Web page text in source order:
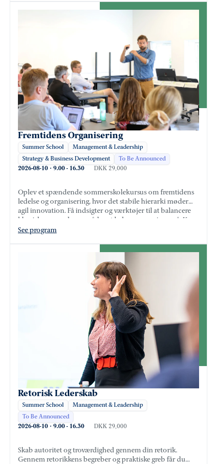
Fremtidens Organisering
Summer School
Management & Leadership
Strategy & Business Development
To Be Announced
2026-08-10 · 9.00 - 16.30 DKK 29,000
Oplev et spændende sommerskolekursus om fremtidens
ledelse og organisering, hvor det stabile hierarki møder
agil innovation. Få indsigter og værktøjer til at balancere
klassiske og moderne måder at lede og organisere på. Kom
med ind i fremtiden og lær fra både forskning og praksis
See program
Retorisk Lederskab
Summer School
Management & Leadership
To Be Announced
2026-08-10 · 9.00 - 16.30 DKK 29,000
Skab autoritet og troværdighed gennem din retorik.
Gennem retorikkens begreber og praktiske greb får du